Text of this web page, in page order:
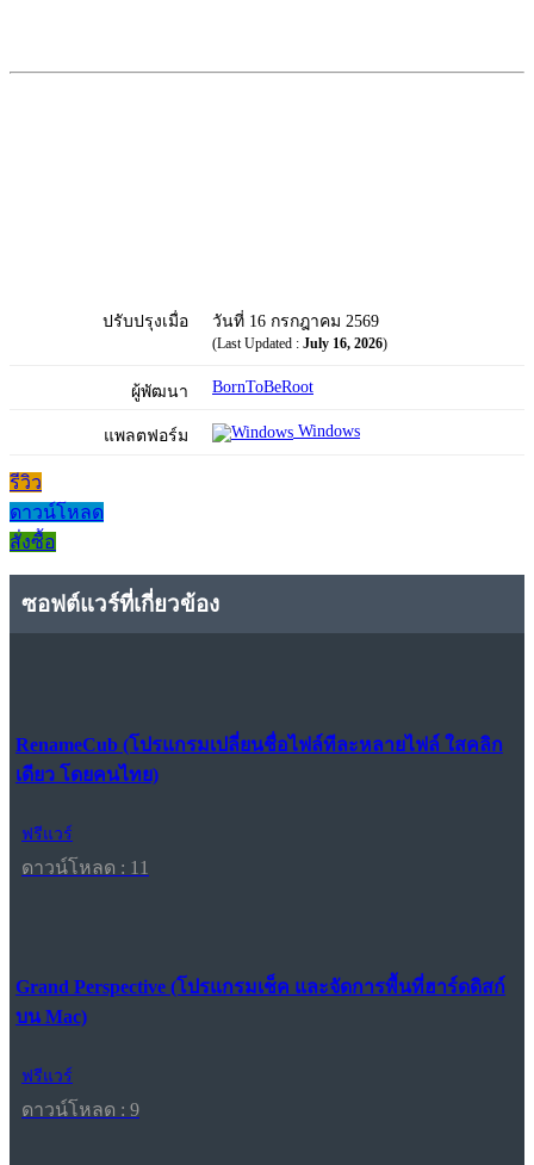
ปรับปรุงเมื่อ วันที่ 16 กรกฎาคม 2569
(Last Updated : July 16, 2026)
ผู้พัฒนา BornToBeRoot
แพลตฟอร์ม Windows
รีวิว
ดาวน์โหลด
สั่งซื้อ
ซอฟต์แวร์ที่เกี่ยวข้อง
RenameCub (โปรแกรมเปลี่ยนชื่อไฟล์ทีละหลายไฟล์ ใสคลิก
เดียว โดยคนไทย)
ฟรีแวร์
ดาวน์โหลด : 11
Grand Perspective (โปรแกรมเช็ค และจัดการพื้นที่ฮาร์ดดิสก์
บน Mac)
ฟรีแวร์
ดาวน์โหลด : 9